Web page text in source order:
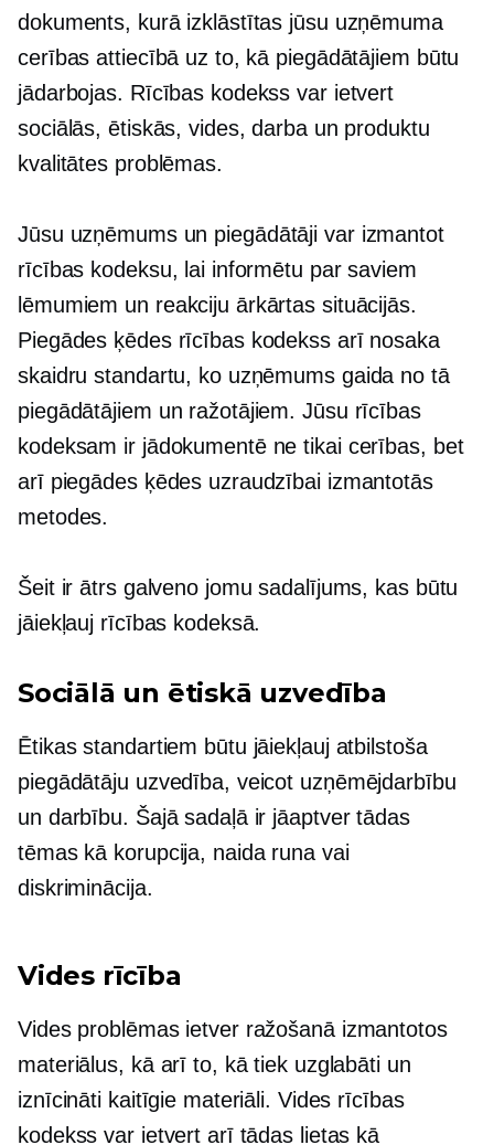
dokuments, kurā izklāstītas jūsu uzņēmuma
cerības attiecībā uz to, kā piegādātājiem būtu
jādarbojas. Rīcības kodekss var ietvert
sociālās, ētiskās, vides, darba un produktu
kvalitātes problēmas.
Jūsu uzņēmums un piegādātāji var izmantot
rīcības kodeksu, lai informētu par saviem
lēmumiem un reakciju ārkārtas situācijās.
Piegādes ķēdes rīcības kodekss arī nosaka
skaidru standartu, ko uzņēmums gaida no tā
piegādātājiem un ražotājiem. Jūsu rīcības
kodeksam ir jādokumentē ne tikai cerības, bet
arī piegādes ķēdes uzraudzībai izmantotās
metodes.
Šeit ir ātrs galveno jomu sadalījums, kas būtu
jāiekļauj rīcības kodeksā.
Sociālā un ētiskā uzvedība
Ētikas standartiem būtu jāiekļauj atbilstoša
piegādātāju uzvedība, veicot uzņēmējdarbību
un darbību. Šajā sadaļā ir jāaptver tādas
tēmas kā korupcija, naida runa vai
diskriminācija.
Vides rīcība
Vides problēmas ietver ražošanā izmantotos
materiālus, kā arī to, kā tiek uzglabāti un
iznīcināti kaitīgie materiāli. Vides rīcības
kodekss var ietvert arī tādas lietas kā